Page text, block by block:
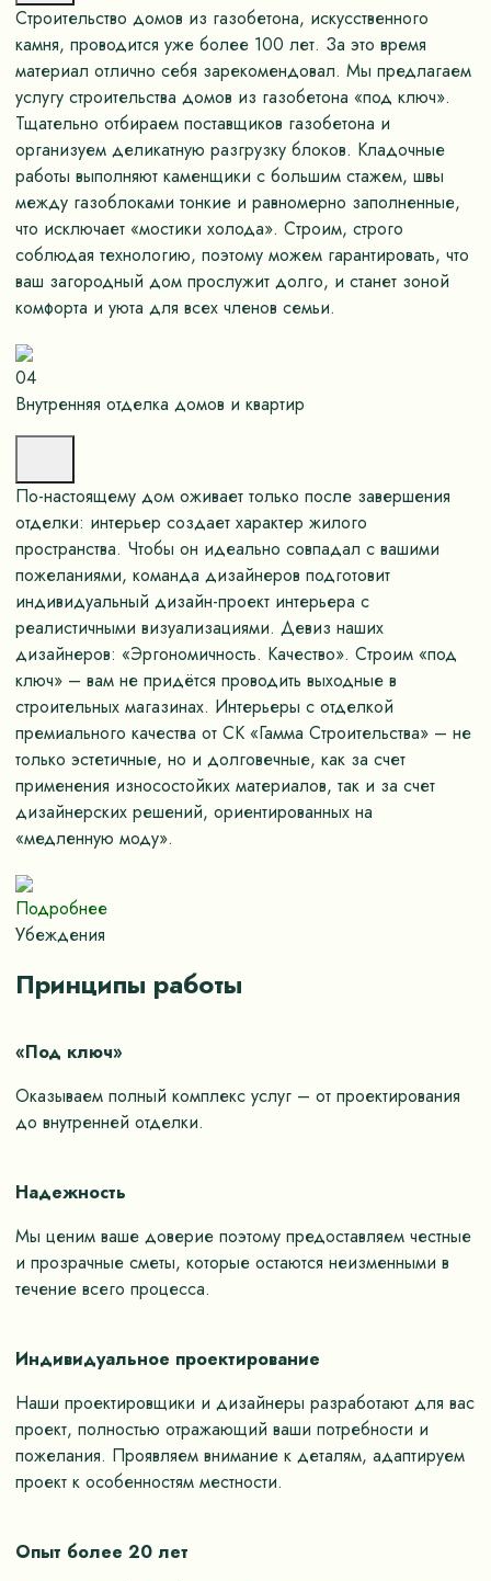
Строительство домов из газобетона, искусственного
камня, проводится уже более 100 лет. За это время
материал отлично себя зарекомендовал. Мы предлагаем
услугу строительства домов из газобетона «под ключ».
Тщательно отбираем поставщиков газобетона и
организуем деликатную разгрузку блоков. Кладочные
работы выполняют каменщики с большим стажем, швы
между газоблоками тонкие и равномерно заполненные,
что исключает «мостики холода». Строим, строго
соблюдая технологию, поэтому можем гарантировать, что
ваш загородный дом прослужит долго, и станет зоной
комфорта и уюта для всех членов семьи.
04
Внутренняя отделка домов и квартир
По-настоящему дом оживает только после завершения
отделки: интерьер создает характер жилого
пространства. Чтобы он идеально совпадал с вашими
пожеланиями, команда дизайнеров подготовит
индивидуальный дизайн-проект интерьера с
реалистичными визуализациями. Девиз наших
дизайнеров: «Эргономичность. Качество». Строим «под
ключ» – вам не придётся проводить выходные в
строительных магазинах. Интерьеры с отделкой
премиального качества от СК «Гамма Строительства» – не
только эстетичные, но и долговечные, как за счет
применения износостойких материалов, так и за счет
дизайнерских решений, ориентированных на
«медленную моду».
Подробнее
Убеждения
Принципы работы
«Под ключ»
Оказываем полный комплекс услуг – от проектирования
до внутренней отделки.
Надежность
Мы ценим ваше доверие поэтому предоставляем честные
и прозрачные сметы, которые остаются неизменными в
течение всего процесса.
Индивидуальное проектирование
Наши проектировщики и дизайнеры разработают для вас
проект, полностью отражающий ваши потребности и
пожелания. Проявляем внимание к деталям, адаптируем
проект к особенностям местности.
Опыт более 20 лет